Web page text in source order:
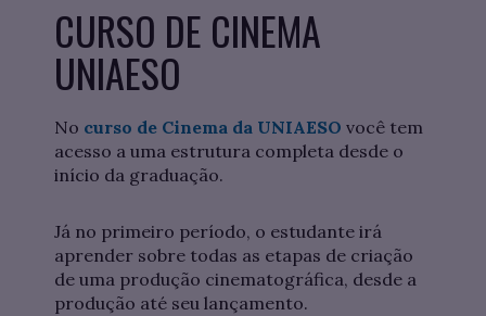
CURSO DE CINEMA
UNIAESO
No curso de Cinema da UNIAESO você tem
acesso a uma estrutura completa desde o
início da graduação.
Já no primeiro período, o estudante irá
aprender sobre todas as etapas de criação
de uma produção cinematográfica, desde a
produção até seu lançamento.